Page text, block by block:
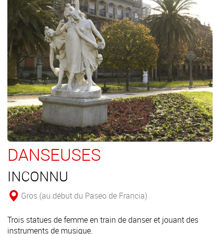
DANSEUSES
INCONNU
Gros (au début du Paseo de Francia)
Trois statues de femme en train de danser et jouant des
instruments de musique.